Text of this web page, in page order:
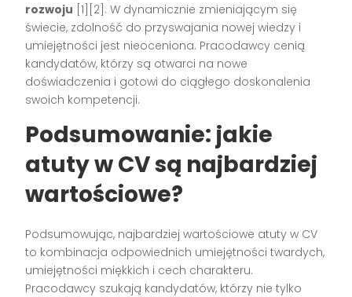
rozwoju [1][2]. W dynamicznie zmieniającym się
świecie, zdolność do przyswajania nowej wiedzy i
umiejętności jest nieoceniona. Pracodawcy cenią
kandydatów, którzy są otwarci na nowe
doświadczenia i gotowi do ciągłego doskonalenia
swoich kompetencji.
Podsumowanie: jakie
atuty w CV są najbardziej
wartościowe?
Podsumowując, najbardziej wartościowe atuty w CV
to kombinacja odpowiednich umiejętności twardych,
umiejętności miękkich i cech charakteru.
Pracodawcy szukają kandydatów, którzy nie tylko